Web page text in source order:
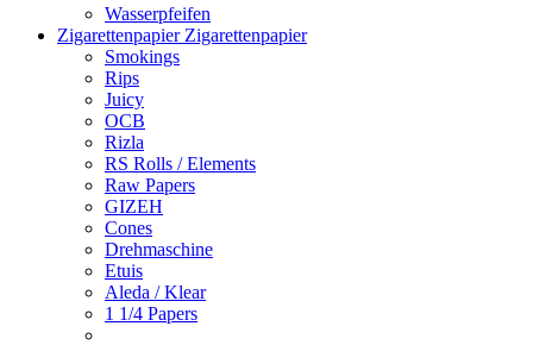
Wasserpfeifen
Zigarettenpapier Zigarettenpapier
Smokings
Rips
Juicy
OCB
Rizla
RS Rolls / Elements
Raw Papers
GIZEH
Cones
Drehmaschine
Etuis
Aleda / Klear
1 1/4 Papers